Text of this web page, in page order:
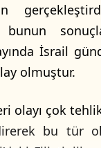
r
k
İsrail
olmuştur.
olayı çok
bu tür